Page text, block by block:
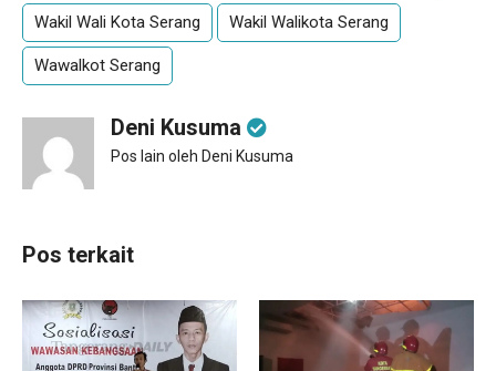
Wakil Wali Kota Serang Wakil Walikota Serang
Wawalkot Serang
Deni Kusuma
Pos lain oleh Deni Kusuma
Pos terkait